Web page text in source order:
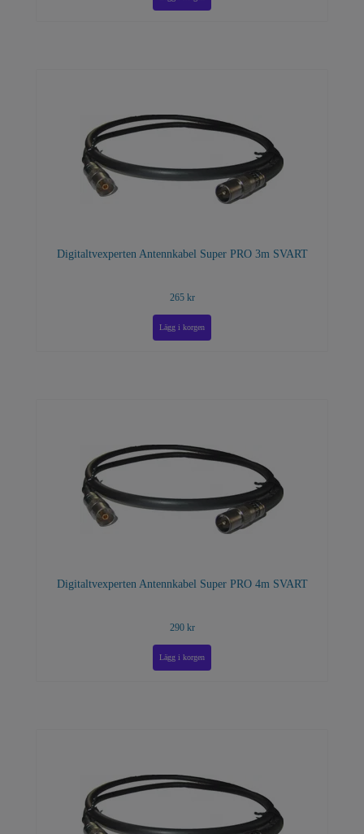
Digitaltvexperten Antennkabel Super PRO 3m SVART
265 kr
Digitaltvexperten Antennkabel Super PRO 4m SVART
290 kr